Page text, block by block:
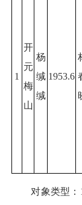
1
开
元
梅
山
杨
缄
缄
1953.6
对象类型：1.